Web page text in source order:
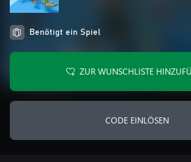
Benötigt ein Spiel
ZUR WUNSCHLISTE
CODE EINLÖSEN